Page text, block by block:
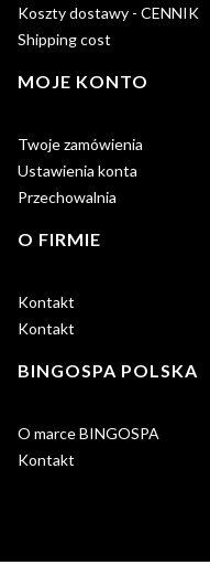
Koszty dostawy - CENNIK
Shipping cost
MOJE KONTO
Twoje zamówienia
Ustawienia konta
Przechowalnia
O FIRMIE
Kontakt
Kontakt
BINGOSPA POLSKA
O marce BINGOSPA
Kontakt